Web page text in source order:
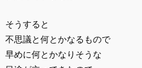
そうすると
不思議と何とかなるもので
早めに何とかなりそうな